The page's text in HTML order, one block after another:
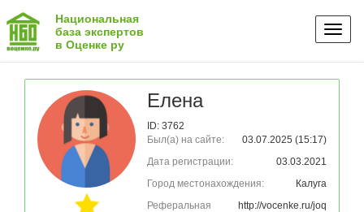
Национальная
база экспертов
в Оценке ру
Елена
ID: 3762
Был(а) на сайте:
03.07.2025 (15:17)
Дата регистрации:
03.03.2021
Город местонахождения:
Калуга
Реферальная
http://vocenke.ru/joq